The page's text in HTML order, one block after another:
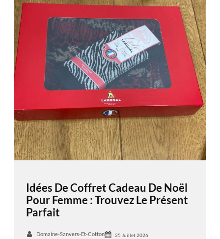
Idées De Coffret Cadeau De Noël
Pour Femme : Trouvez Le Présent
Parfait
Domaine-Sanvers-Et-Cotton 25 Juillet 2026